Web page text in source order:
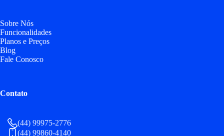
Sobre Nós
Funcionalidades
Planos e Preços
Blog
Fale Conosco
Contato
(44) 99975-2776
(44) 99860-4140